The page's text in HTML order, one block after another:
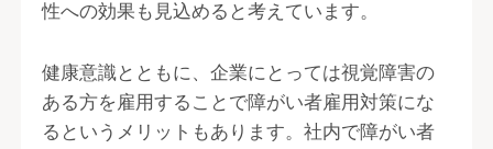
性への効果も見込めると考えています。
健康意識とともに、企業にとっては視覚障害の
ある方を雇用することで障がい者雇用対策にな
るというメリットもあります。社内で障がい者